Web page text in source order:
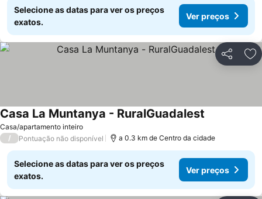
Selecione as datas para ver os preços
exatos.
Ver preços
Partilhar
Casa/apartamento inteiro
Casa La Muntanya - RuralGuadalest
/ Pontuação não disponível a 0.3 km de Centro da cidade
Selecione as datas para ver os preços
exatos.
Ver preços